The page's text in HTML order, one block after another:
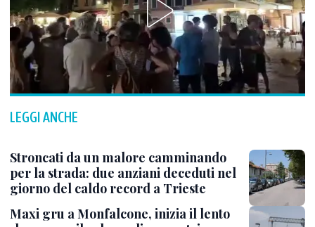
LEGGI ANCHE
Stroncati da un malore camminando
per la strada: due anziani deceduti nel
giorno del caldo record a Trieste
Maxi gru a Monfalcone, inizia il lento